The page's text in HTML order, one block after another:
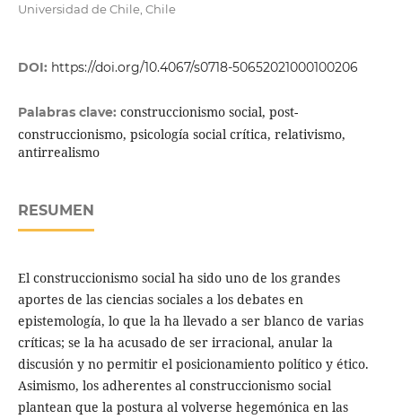
Universidad de Chile, Chile
DOI: https://doi.org/10.4067/s0718-50652021000100206
Palabras clave: construccionismo social, post-
construccionismo, psicología social crítica, relativismo,
antirrealismo
RESUMEN
El construccionismo social ha sido uno de los grandes
aportes de las ciencias sociales a los debates en
epistemología, lo que la ha llevado a ser blanco de varias
críticas; se la ha acusado de ser irracional, anular la
discusión y no permitir el posicionamiento político y ético.
Asimismo, los adherentes al construccionismo social
plantean que la postura al volverse hegemónica en las